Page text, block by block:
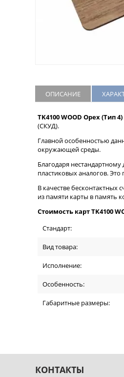
ОПИСАНИЕ
TK4100 WOOD Орех (Тип
(СКУД).
Главной особенностью
окружающей среды.
Благодаря
пластиковых аналогов.
В качестве бесконтактных
из памяти карты в память
Стоимость карт TK4100
Стандарт:
Вид товара:
Исполнение:
Особенность:
Габаритные размеры:
КОНТАКТЫ